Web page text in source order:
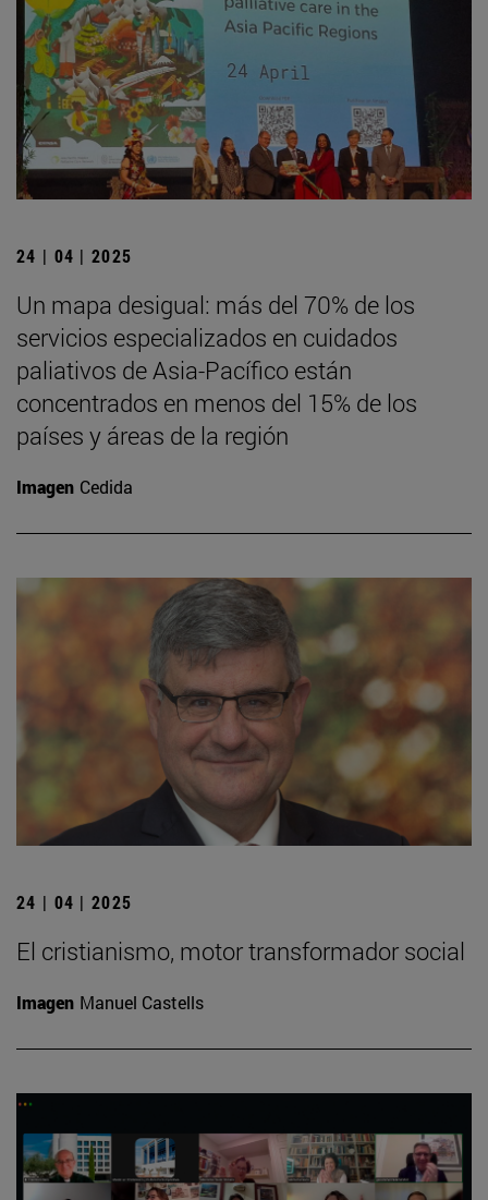
24 | 04 | 2025
Un mapa desigual: más del 70% de los
servicios especializados en cuidados
paliativos de Asia-Pacífico están
concentrados en menos del 15% de los
países y áreas de la región
Imagen Cedida
24 | 04 | 2025
El cristianismo, motor transformador social
Imagen Manuel Castells